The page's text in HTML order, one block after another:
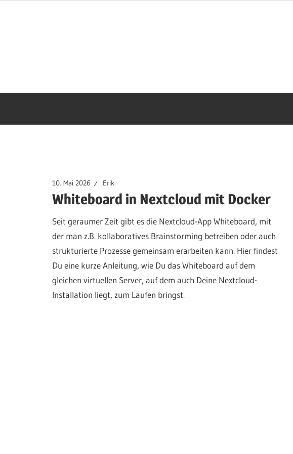
10. Mai 2026 Erik
Whiteboard in Nextcloud mit Docker
Seit geraumer Zeit gibt es die Nextcloud-App Whiteboard, mit
der man z.B. kollaboratives Brainstorming betreiben oder auch
strukturierte Prozesse gemeinsam erarbeiten kann. Hier findest
Du eine kurze Anleitung, wie Du das Whiteboard auf dem
gleichen virtuellen Server, auf dem auch Deine Nextcloud-
Installation liegt, zum Laufen bringst.